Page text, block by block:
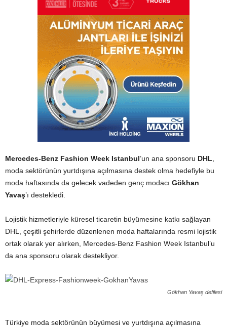
Mercedes-Benz Fashion Week Istanbul’un ana sponsoru DHL
moda sektörünün yurtdışına açılmasına destek olma hedefiyle bu
moda haftasında da gelecek vadeden genç modacı Gökhan
Yavaş’ı destekledi.
Lojistik hizmetleriyle küresel ticaretin büyümesine katkı sağlayan
DHL, çeşitli şehirlerde düzenlenen moda haftalarında resmi lojistik
ortak olarak yer alırken, Mercedes-Benz Fashion Week Istanbul’u
da ana sponsoru olarak destekliyor.
Gökhan Yavaş defilesi
Türkiye moda sektörünün büyümesi ve yurtdışına açılmasına